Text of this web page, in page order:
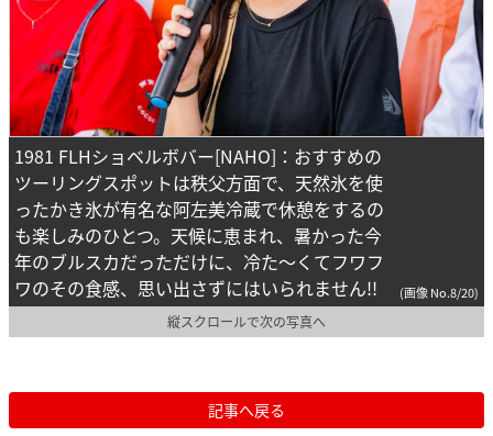
1981 FLHショベルボバー[NAHO]：おすすめの
ツーリングスポットは秩父方面で、天然氷を使
ったかき氷が有名な阿左美冷蔵で休憩をするの
も楽しみのひとつ。天候に恵まれ、暑かった今
年のブルスカだっただけに、冷た～くてフワフ
ワのその食感、思い出さずにはいられません!!
(画像 No.8/20)
縦スクロールで次の写真へ
記事へ戻る